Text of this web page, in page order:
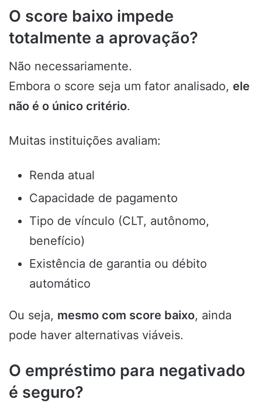
O score baixo impede
totalmente a aprovação?
Não necessariamente.
Embora o score seja um fator analisado, ele
não é o único critério.
Muitas instituições avaliam:
Renda atual
Capacidade de pagamento
Tipo de vínculo (CLT, autônomo,
benefício)
Existência de garantia ou débito
automático
Ou seja, mesmo com score baixo, ainda
pode haver alternativas viáveis.
O empréstimo para negativado
é seguro?